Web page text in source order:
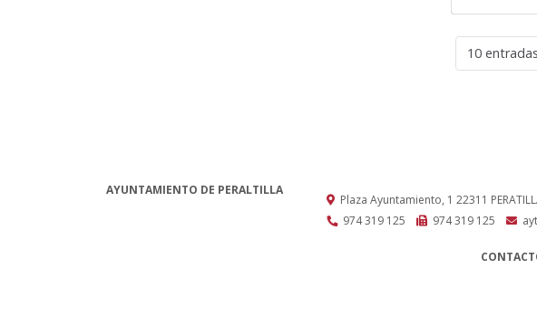
10 entradas
AYUNTAMIENTO DE PERALTILLA
Plaza Ayuntamiento, 1 22311
974 319 125
974 319 125